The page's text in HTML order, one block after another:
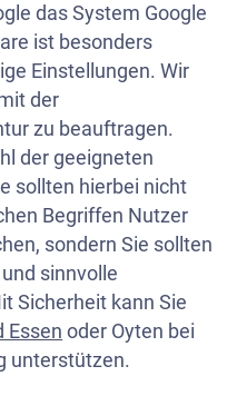
das System Google
ist besonders
Einstellungen. Wir
der
zu beauftragen.
der geeigneten
sollten hierbei nicht
Begriffen Nutzer
sondern Sie sollten
sinnvolle
Sicherheit kann Sie
Essen oder Oyten bei
unterstützen.